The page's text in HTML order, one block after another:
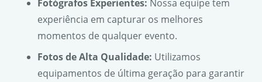
Fotógrafos Experientes: Nossa equipe tem
experiência em capturar os melhores
momentos de qualquer evento.
Fotos de Alta Qualidade: Utilizamos
equipamentos de última geração para garantir